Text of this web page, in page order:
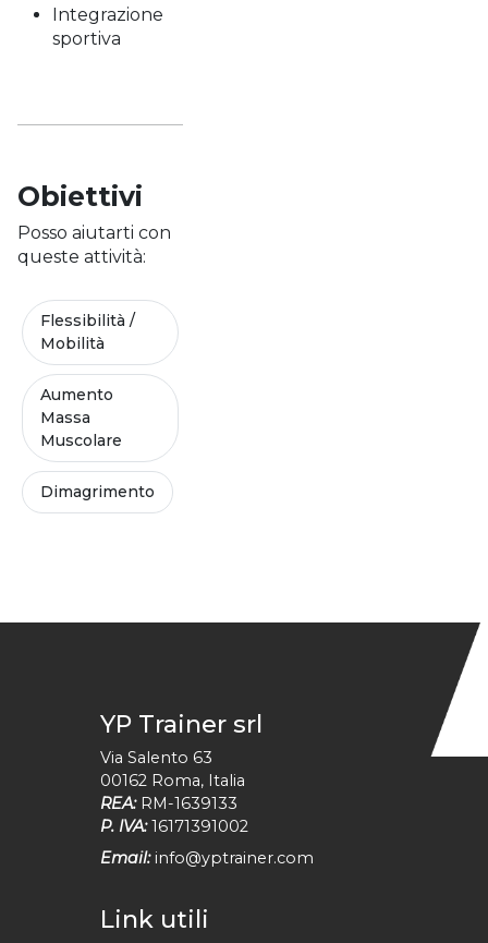
Integrazione
sportiva
Obiettivi
Posso aiutarti con
queste attività:
Flessibilità /
Mobilità
Aumento
Massa
Muscolare
Dimagrimento
YP Trainer srl
Via Salento 63
00162 Roma, Italia
REA: RM-1639133
P. IVA: 16171391002
Email: info@yptrainer.com
Link utili